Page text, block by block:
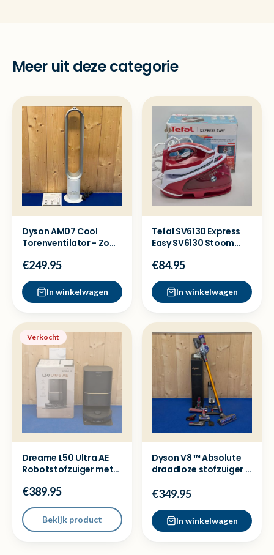
Meer uit deze categorie
Dyson AM07 Cool
Torenventilator - Zo
€249.95
In winkelwagen
Tefal SV6130 Express
Easy SV6130 Stoom
€84.95
In winkelwagen
Verkocht
Dreame L50 Ultra AE
Robotstofzuiger met
€389.95
Bekijk product
Dyson V8 ™ Absolute
draadloze stofzuiger -
€349.95
In winkelwagen